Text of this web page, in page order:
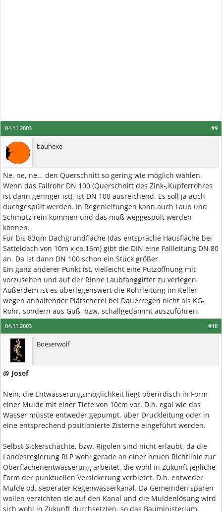
#9
04.11.2003
bauhexe
Ne, ne, ne... den Querschnitt so gering wie möglich wählen.
Wenn das Fallrohr DN 100 (Querschnitt des Zink-,Kupferrohres
ist dann geringer ist), ist DN 100 ausreichend. Es soll ja auch
duchgespült werden. In Regenleitungen kann auch Laub und
Schmutz rein kommen und das muß weggespült werden
können.
Für bis 83qm Dachgrundfläche (das entspräche Hausfläche bei
Satteldach von 10m x ca.16m) gibt die DIN eine Fallleitung DN 80
an. Da ist dann DN 100 schon ein Stück größer.
Ein ganz anderer Punkt ist, vielleicht eine Putzöffnung mit
vorzusehen und auf der Rinne Laubfanggitter zu verlegen.
Außerdem ist es überlegenswert die Rohrleitung im Keller
wegen anhaltender Plätscherei bei Dauerregen nicht als KG-
Rohr, sondern aus Guß, bzw. schallgedämmt auszuführen.
#10
04.11.2003
Boeserwolf
@ Josef
Nein, die Entwässerungsmöglichkeit liegt oberirdisch in Form
einer Mulde mit einer Tiefe von 10cm vor. D.h. egal wie das
Wasser müsste entweder gepumpt, über Druckleitung oder in
eine entsprechend positionierte Zisterne eingeführt werden.
Selbst Sickerschächte, bzw. Rigolen sind nicht erlaubt, da die
Landesregierung RLP wohl gerade an einer neuen Richtlinie zur
Oberflächenentwässerung arbeitet, die wohl in Zukunft jegliche
Form der punktuellen Versickerung verbietet. D.h. entweder
Mulde od. seperater Regenwasserkanal. Da Gemeinden sparen
wollen verzichten sie auf den Kanal und die Muldenlösung wird
sich wohl in Zukunft durchsetzten, so das Bauministerium.